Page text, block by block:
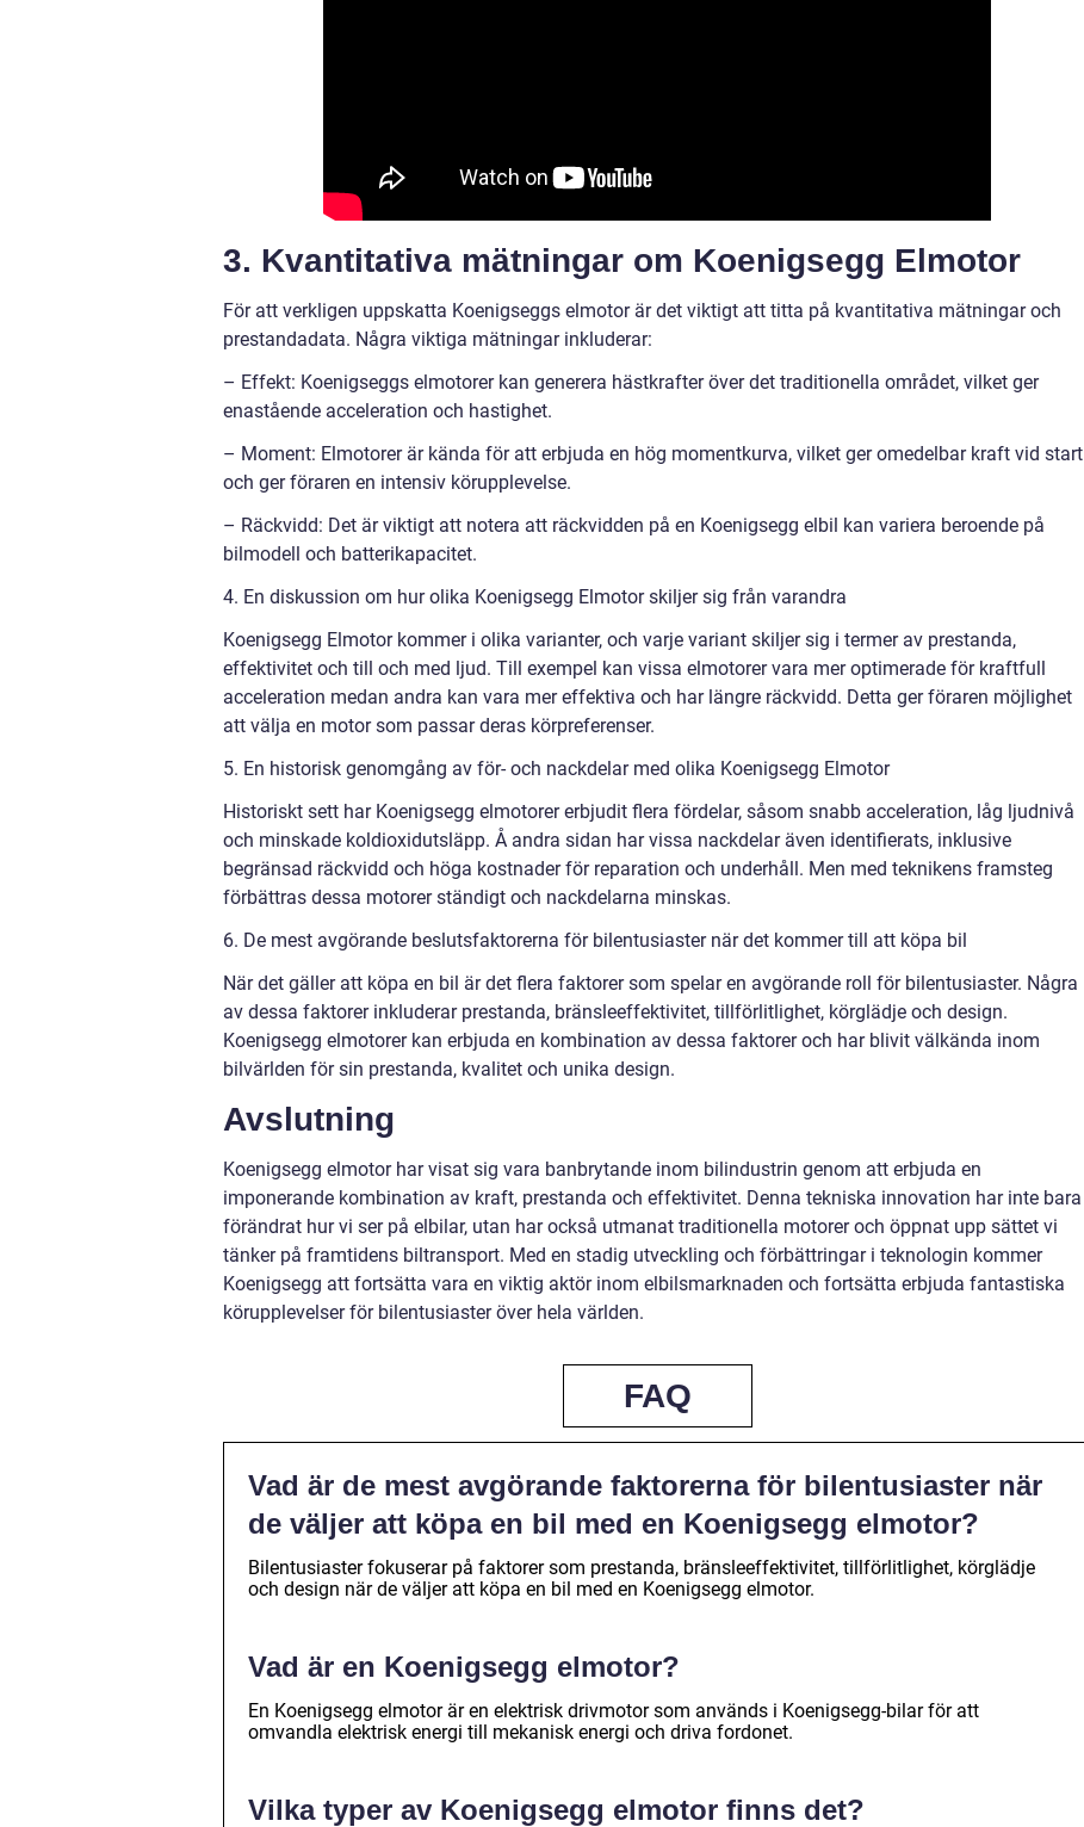
3. Kvantitativa mätningar om Koenigsegg Elmotor
För att verkligen uppskatta Koenigseggs elmotor är det viktigt att titta på kvantitativa mätningar och
prestandadata. Några viktiga mätningar inkluderar:
– Effekt: Koenigseggs elmotorer kan generera hästkrafter över det traditionella området, vilket ger
enastående acceleration och hastighet.
– Moment: Elmotorer är kända för att erbjuda en hög momentkurva, vilket ger omedelbar kraft vid start
och ger föraren en intensiv körupplevelse.
– Räckvidd: Det är viktigt att notera att räckvidden på en Koenigsegg elbil kan variera beroende på
bilmodell och batterikapacitet.
4. En diskussion om hur olika Koenigsegg Elmotor skiljer sig från varandra
Koenigsegg Elmotor kommer i olika varianter, och varje variant skiljer sig i termer av prestanda,
effektivitet och till och med ljud. Till exempel kan vissa elmotorer vara mer optimerade för kraftfull
acceleration medan andra kan vara mer effektiva och har längre räckvidd. Detta ger föraren möjlighet
att välja en motor som passar deras körpreferenser.
5. En historisk genomgång av för- och nackdelar med olika Koenigsegg Elmotor
Historiskt sett har Koenigsegg elmotorer erbjudit flera fördelar, såsom snabb acceleration, låg ljudnivå
och minskade koldioxidutsläpp. Å andra sidan har vissa nackdelar även identifierats, inklusive
begränsad räckvidd och höga kostnader för reparation och underhåll. Men med teknikens framsteg
förbättras dessa motorer ständigt och nackdelarna minskas.
6. De mest avgörande beslutsfaktorerna för bilentusiaster när det kommer till att köpa bil
När det gäller att köpa en bil är det flera faktorer som spelar en avgörande roll för bilentusiaster. Några
av dessa faktorer inkluderar prestanda, bränsleeffektivitet, tillförlitlighet, körglädje och design.
Koenigsegg elmotorer kan erbjuda en kombination av dessa faktorer och har blivit välkända inom
bilvärlden för sin prestanda, kvalitet och unika design.
Avslutning
Koenigsegg elmotor har visat sig vara banbrytande inom bilindustrin genom att erbjuda en
imponerande kombination av kraft, prestanda och effektivitet. Denna tekniska innovation har inte bara
förändrat hur vi ser på elbilar, utan har också utmanat traditionella motorer och öppnat upp sättet vi
tänker på framtidens biltransport. Med en stadig utveckling och förbättringar i teknologin kommer
Koenigsegg att fortsätta vara en viktig aktör inom elbilsmarknaden och fortsätta erbjuda fantastiska
körupplevelser för bilentusiaster över hela världen.
FAQ
Vad är de mest avgörande faktorerna för bilentusiaster när
de väljer att köpa en bil med en Koenigsegg elmotor?
Bilentusiaster fokuserar på faktorer som prestanda, bränsleeffektivitet, tillförlitlighet, körglädje
och design när de väljer att köpa en bil med en Koenigsegg elmotor.
Vad är en Koenigsegg elmotor?
En Koenigsegg elmotor är en elektrisk drivmotor som används i Koenigsegg-bilar för att
omvandla elektrisk energi till mekanisk energi och driva fordonet.
Vilka typer av Koenigsegg elmotor finns det?